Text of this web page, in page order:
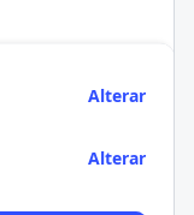
Alterar
Alterar